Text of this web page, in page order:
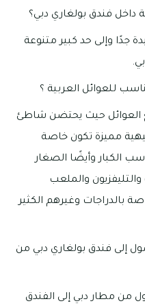
داخل فندق بولغاري دبي؟
جدًا وإلى حد كبير متنوعة
للعوائل العربية ؟
العوائل حيث يحتضن شاطئ
مميزة تكون خاصة
الكبار وأيضًا الصغار
والتليفزيون والملعب
بالدراجات وغيرهم الكثير
إلى فندق بولغاري دبي من
من مطار دبي إلى الفندق